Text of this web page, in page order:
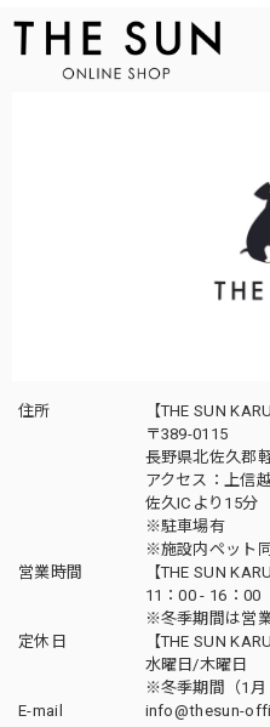
住所
【THE SUN
〒389-0115
長野県北佐久郡
アクセス：上信
佐久ICより15分
※駐車場有
※施設内ペット
営業時間
【THE SUN
11：00 - 16：00
※冬季期間は営
定休日
【THE SUN
水曜日/木曜日
※冬季期間（1
E-mail
info@thesun-